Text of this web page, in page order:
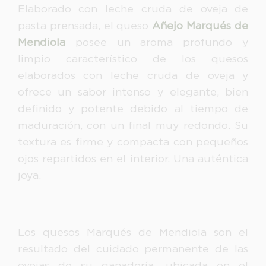
Elaborado con leche cruda de oveja de
pasta prensada, el queso Añejo Marqués de
Mendiolaposee un aroma profundo y
limpio característico de los quesos
elaborados con leche cruda de oveja y
ofrece un sabor intenso y elegante, bien
definido y potente debido al tiempo de
maduración, con un final muy redondo. Su
textura es firme y compacta con pequeños
ojos repartidos en el interior. Una auténtica
joya.
Los quesos Marqués de Mendiola son el
resultado del cuidado permanente de las